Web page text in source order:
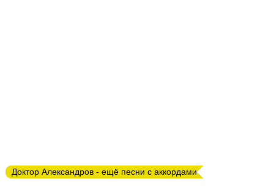
Доктор Александров - ещё песни с аккордами